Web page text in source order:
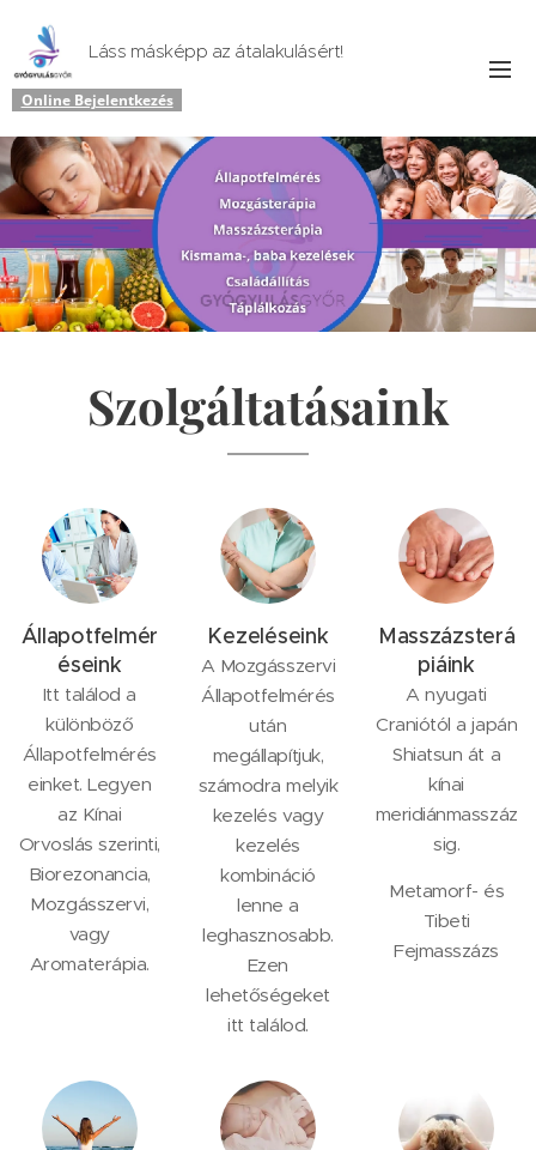
Láss másképp az átalakulásért!
Online Bejelentkezés
Szolgáltatásaink
Állapotfelmér
éseink
Itt találod a
különböző
Állapotfelmérés
einket. Legyen
az Kínai
Orvoslás szerinti,
Biorezonancia,
Mozgásszervi,
vagy
Aromaterápia.
Kezeléseink
A Mozgásszervi
Állapotfelmérés
után
megállapítjuk,
számodra melyik
kezelés vagy
kezelés
kombináció
lenne a
leghasznosabb.
Ezen
lehetőségeket
itt találod.
Masszázsterá
piáink
A nyugati
Craniótól a japán
Shiatsun át a
kínai
meridiánmasszáz
sig.
Metamorf- és
Tibeti
Fejmasszázs